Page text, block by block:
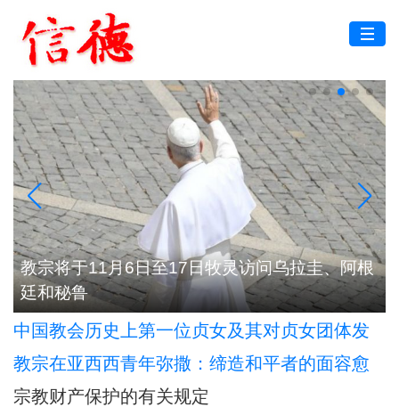
教宗将于11月6日至17日牧灵访问乌拉圭、阿根
廷和秘鲁
中国教会历史上第一位贞女及其对贞女团体发
展的深远影响
教宗在亚西西青年弥撒：缔造和平者的面容愈
加肖似基督
宗教财产保护的有关规定